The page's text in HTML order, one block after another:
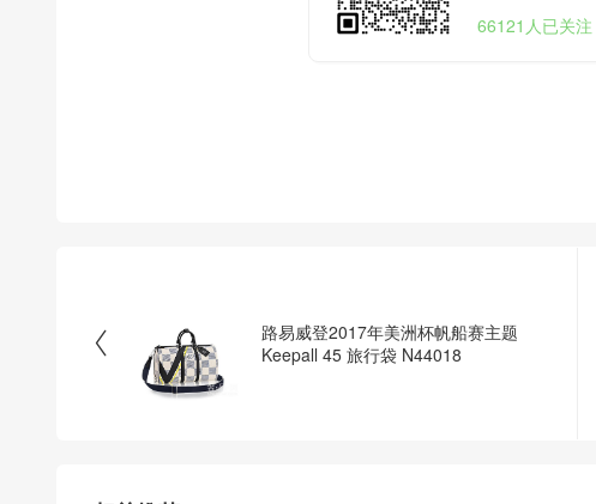
66121人已关注

路易威登2017年美洲杯帆船赛主题
Keepall 45 旅行袋 N44018